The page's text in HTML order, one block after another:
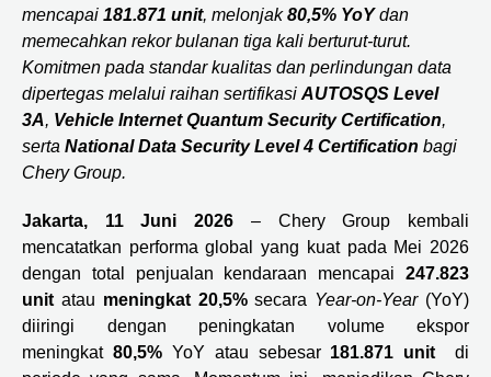
mencapai 181.871 unit, melonjak80,5% YoYdan
memecahkan rekor bulanan tiga kali berturut-turut.
Komitmen pada standar kualitas dan perlindungan data
dipertegas melalui raihan sertifikasi AUTOSQS Level
3A, Vehicle Internet Quantum Security Certification,
serta National Data Security Level 4 Certification bagi
Chery Group.
Jakarta, 11 Juni 2026 – Chery Group kembali
mencatatkan performa global yang kuat pada Mei 2026
dengan total penjualan kendaraan mencapai 247.823
unit atau meningkat 20,5%secara Year-on-Year (YoY)
diiringi dengan peningkatan volume ekspor
meningkat 80,5% YoY atau sebesar 181.871 unit di